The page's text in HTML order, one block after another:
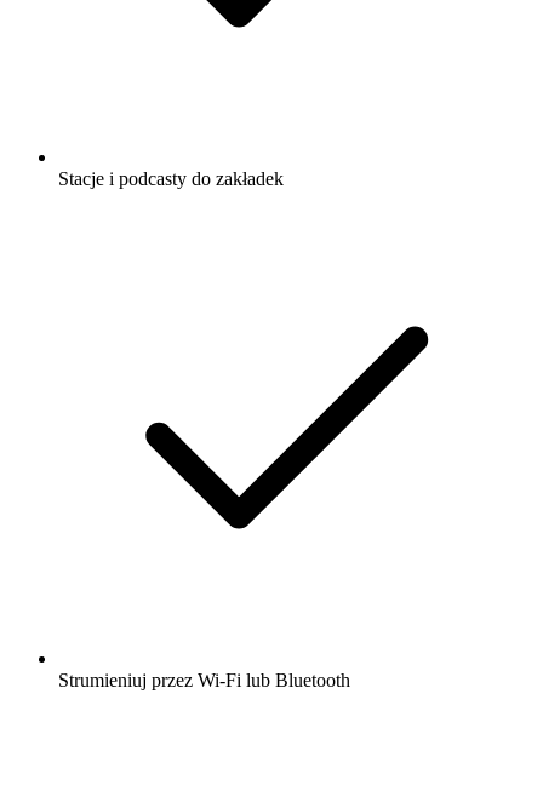
Stacje i podcasty do zakładek
Strumieniuj przez Wi-Fi lub Bluetooth